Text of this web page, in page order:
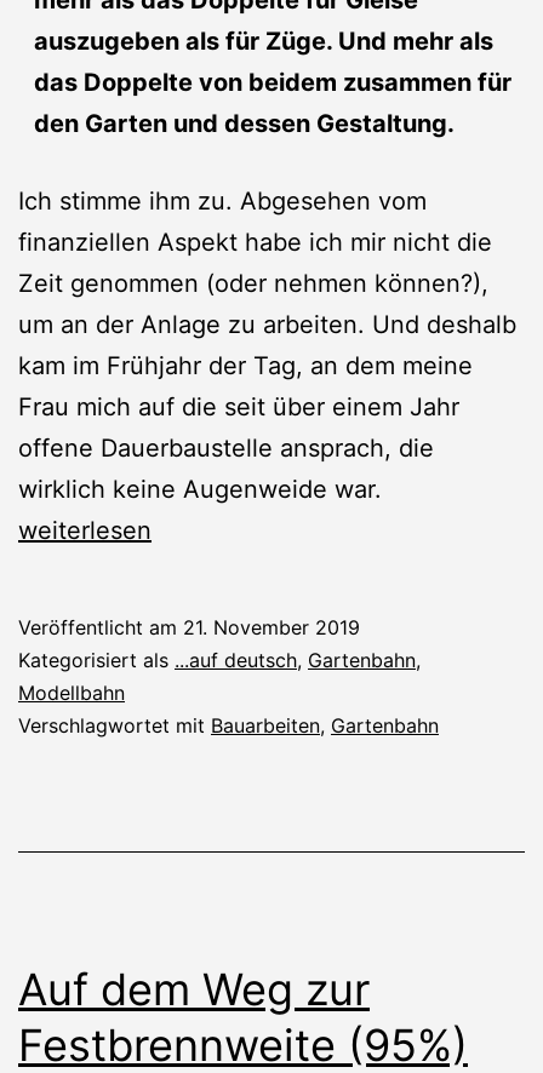
auszugeben als für Züge. Und mehr als
das Doppelte von beidem zusammen für
den Garten und dessen Gestaltung.
Ich stimme ihm zu. Abgesehen vom
finanziellen Aspekt habe ich mir nicht die
Zeit genommen (oder nehmen können?),
um an der Anlage zu arbeiten. Und deshalb
kam im Frühjahr der Tag, an dem meine
Frau mich auf die seit über einem Jahr
offene Dauerbaustelle ansprach, die
wirklich keine Augenweide war.
Gartenbahn:
weiterlesen
Veröffentlicht am 21. November 2019
Kategorisiert als ...auf deutsch, Gartenbahn,
Modellbahn
Verschlagwortet mit Bauarbeiten, Gartenbahn
Auf dem Weg zur
Festbrennweite (95%)